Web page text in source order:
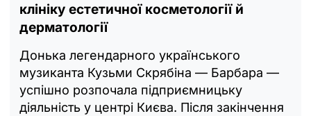
клініку естетичної косметології й
дерматології
Донька легендарного українського
музиканта Кузьми Скрябіна — Барбара —
успішно розпочала підприємницьку
діяльність у центрі Києва. Після закінчення